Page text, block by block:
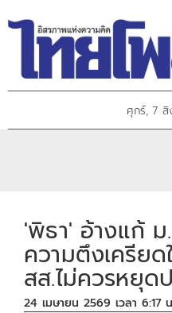
ศุกร์, 7
'พิธา' อ้างแก้ ม
ความตึงเครีย
สส.ไม่ควรหยุ
24 เมษายน 2569 เวลา 6:17